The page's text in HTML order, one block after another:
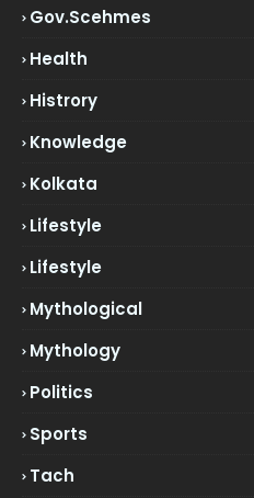
Gov.scehmes
Health
Histrory
Knowledge
Kolkata
Lifestyle
Lifestyle
Mythological
Mythology
Politics
Sports
Tach